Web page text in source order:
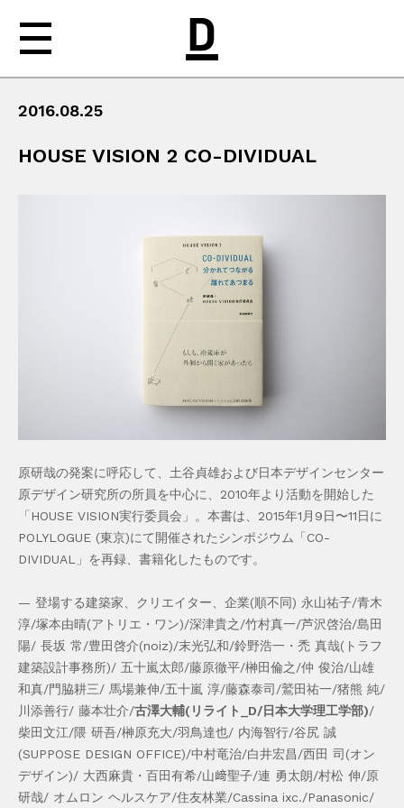
MEDIA
CONTACT
2016.08.25
HOUSE VISION 2 CO-DIVIDUAL
原研哉の発案に呼応して、土谷貞雄および日本デザインセンター
原デザイン研究所の所員を中心に、2010年より活動を開始した
「HOUSE VISION実行委員会」。本書は、2015年1月9日〜11日に
POLYLOGUE (東京)にて開催されたシンポジウム「CO-
DIVIDUAL」を再録、書籍化したものです。
— 登場する建築家、クリエイター、企業(順不同) 永山祐子/青木
淳/塚本由晴(アトリエ・ワン)/深津貴之/竹村真一/芦沢啓治/島田
陽/ 長坂 常/豊田啓介(noiz)/末光弘和/鈴野浩一・禿 真哉(トラフ
建築設計事務所)/ 五十嵐太郎/藤原徹平/榊田倫之/仲 俊治/山雄
和真/門脇耕三/ 馬場兼伸/五十嵐 淳/藤森泰司/鷲田祐一/猪熊 純/
川添善行/ 藤本壮介/古澤大輔(リライト_D/日本大学理工学部)/
柴田文江/隈 研吾/榊原充大/羽鳥達也/ 内海智行/谷尻 誠
(SUPPOSE DESIGN OFFICE)/中村竜治/白井宏昌/西田 司(オン
デザイン)/ 大西麻貴・百田有希/山﨑聖子/連 勇太朗/村松 伸/原
研哉/ オムロン ヘルスケア/住友林業/Cassina ixc./Panasonic/